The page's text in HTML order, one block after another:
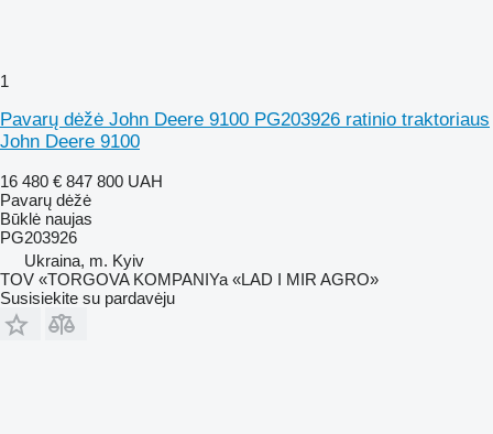
1
Pavarų dėžė John Deere 9100 PG203926 ratinio traktoriaus
John Deere 9100
16 480 € 847 800 UAH
Pavarų dėžė
Būklė naujas
PG203926
Ukraina, m. Kyiv
TOV «TORGOVA KOMPANIYa «LAD I MIR AGRO»
Susisiekite su pardavėju